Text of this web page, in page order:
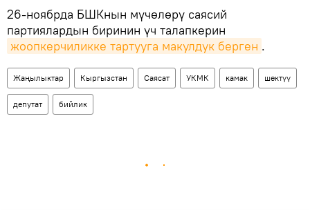
26-ноябрда БШКнын мүчөлөрү саясий
партиялардын биринин үч талапкерин
жоопкерчиликке тартууга макулдук берген .
Жаңылыктар Кыргызстан Саясат УКМК камак шектүү
депутат бийлик